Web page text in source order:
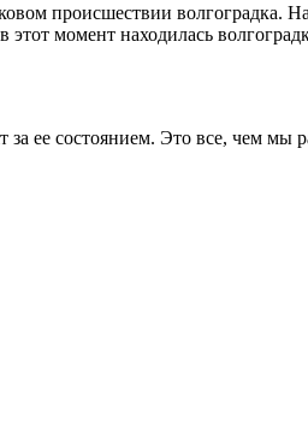
происшествии волгоградка.
момент находилась
ее состоянием. Это все, чем мы